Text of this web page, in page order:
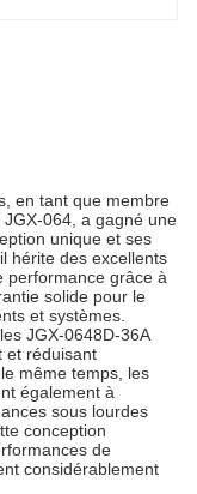
en tant que membre
064, a gagné une
unique et ses
hérite des excellents
performance grâce à
solide pour le
et systèmes.
JGX-0648D-36A
et réduisant
même temps, les
également à
sous lourdes
conception
de
considérablement